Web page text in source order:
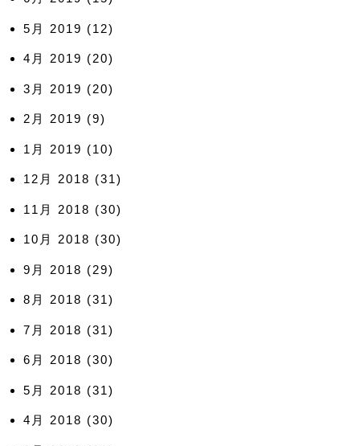
5月 2019 (12)
4月 2019 (20)
3月 2019 (20)
2月 2019 (9)
1月 2019 (10)
12月 2018 (31)
11月 2018 (30)
10月 2018 (30)
9月 2018 (29)
8月 2018 (31)
7月 2018 (31)
6月 2018 (30)
5月 2018 (31)
4月 2018 (30)